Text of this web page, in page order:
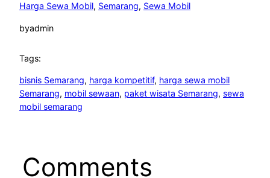
Harga Sewa Mobil, Semarang, Sewa Mobil
byadmin
Tags:
bisnis Semarang, harga kompetitif, harga sewa mobil
Semarang, mobil sewaan, paket wisata Semarang, sewa
mobil semarang
Comments